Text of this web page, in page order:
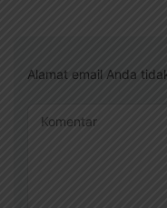
Alamat email Anda
Komentar